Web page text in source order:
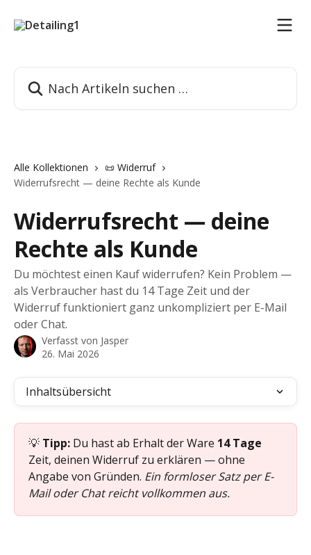
Alle Kollektionen
📜 Widerruf
Widerrufsrecht — deine Rechte als Kunde
Widerrufsrecht — deine
Rechte als Kunde
Du möchtest einen Kauf widerrufen? Kein Problem —
als Verbraucher hast du 14 Tage Zeit und der
Widerruf funktioniert ganz unkompliziert per E-Mail
oder Chat.
Verfasst von Jasper
26. Mai 2026
Inhaltsübersicht
💡 Tipp: Du hast ab Erhalt der Ware 14 Tage
Zeit, deinen Widerruf zu erklären — ohne
Angabe von Gründen. Ein formloser Satz per E-
Mail oder Chat reicht vollkommen aus.